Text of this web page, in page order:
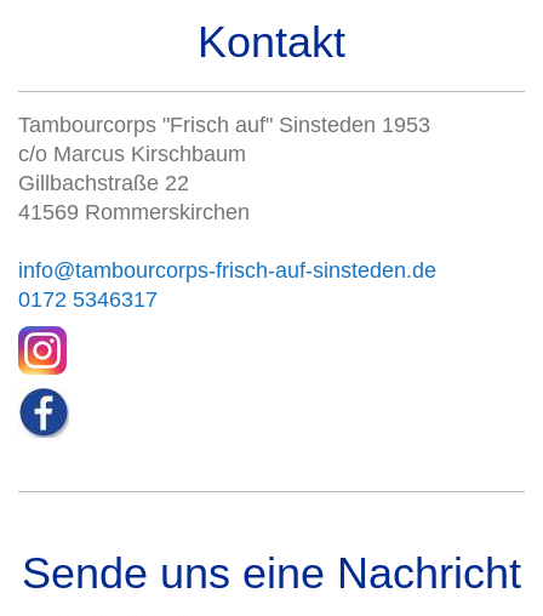
Kontakt
Tambourcorps "Frisch auf" Sinsteden 1953
c/o Marcus Kirschbaum
Gillbachstraße 22
41569 Rommerskirchen
info@tambourcorps-frisch-auf-sinsteden.de
0172 5346317
Sende uns eine Nachricht